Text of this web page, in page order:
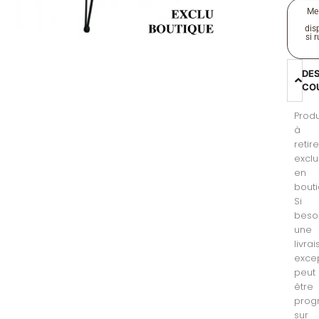
si
à
en
Si
une
peut
être
sur